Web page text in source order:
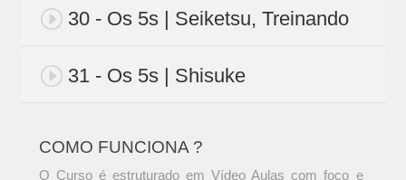
30 - Os 5s | Seiketsu, Treinando
31 - Os 5s | Shisuke
COMO FUNCIONA ?
O Curso é estruturado em Vídeo Aulas com foco e